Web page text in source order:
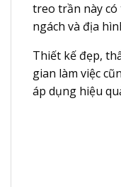
treo trần này có
ngách và địa
Thiết kế đẹp,
gian làm việc
áp dụng hiệu